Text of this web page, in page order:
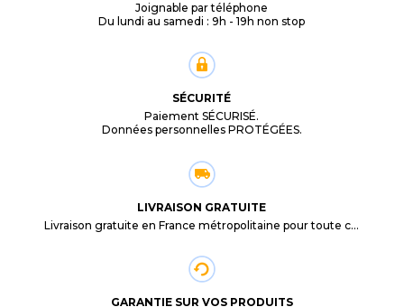
Joignable par téléphone
Du lundi au samedi : 9h - 19h non stop
SÉCURITÉ
Paiement SÉCURISÉ.
Données personnelles PROTÉGÉES.
LIVRAISON GRATUITE
Livraison gratuite en France métropolitaine pour toute commande supérieure à 29,90€.
GARANTIE SUR VOS PRODUITS